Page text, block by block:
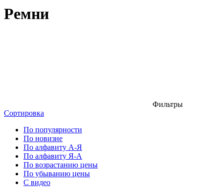
Ремни
Фильтры
Сортировка
По популярности
По новизне
По алфавиту А-Я
По алфавиту Я-А
По возрастанию цены
По убыванию цены
С видео